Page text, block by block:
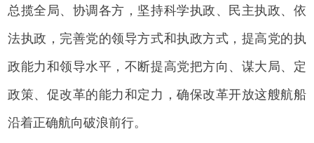
总揽全局、协调各方，坚持科学执政、民主执政、依
法执政，完善党的领导方式和执政方式，提高党的执
政能力和领导水平，不断提高党把方向、谋大局、定
政策、促改革的能力和定力，确保改革开放这艘航船
沿着正确航向破浪前行。